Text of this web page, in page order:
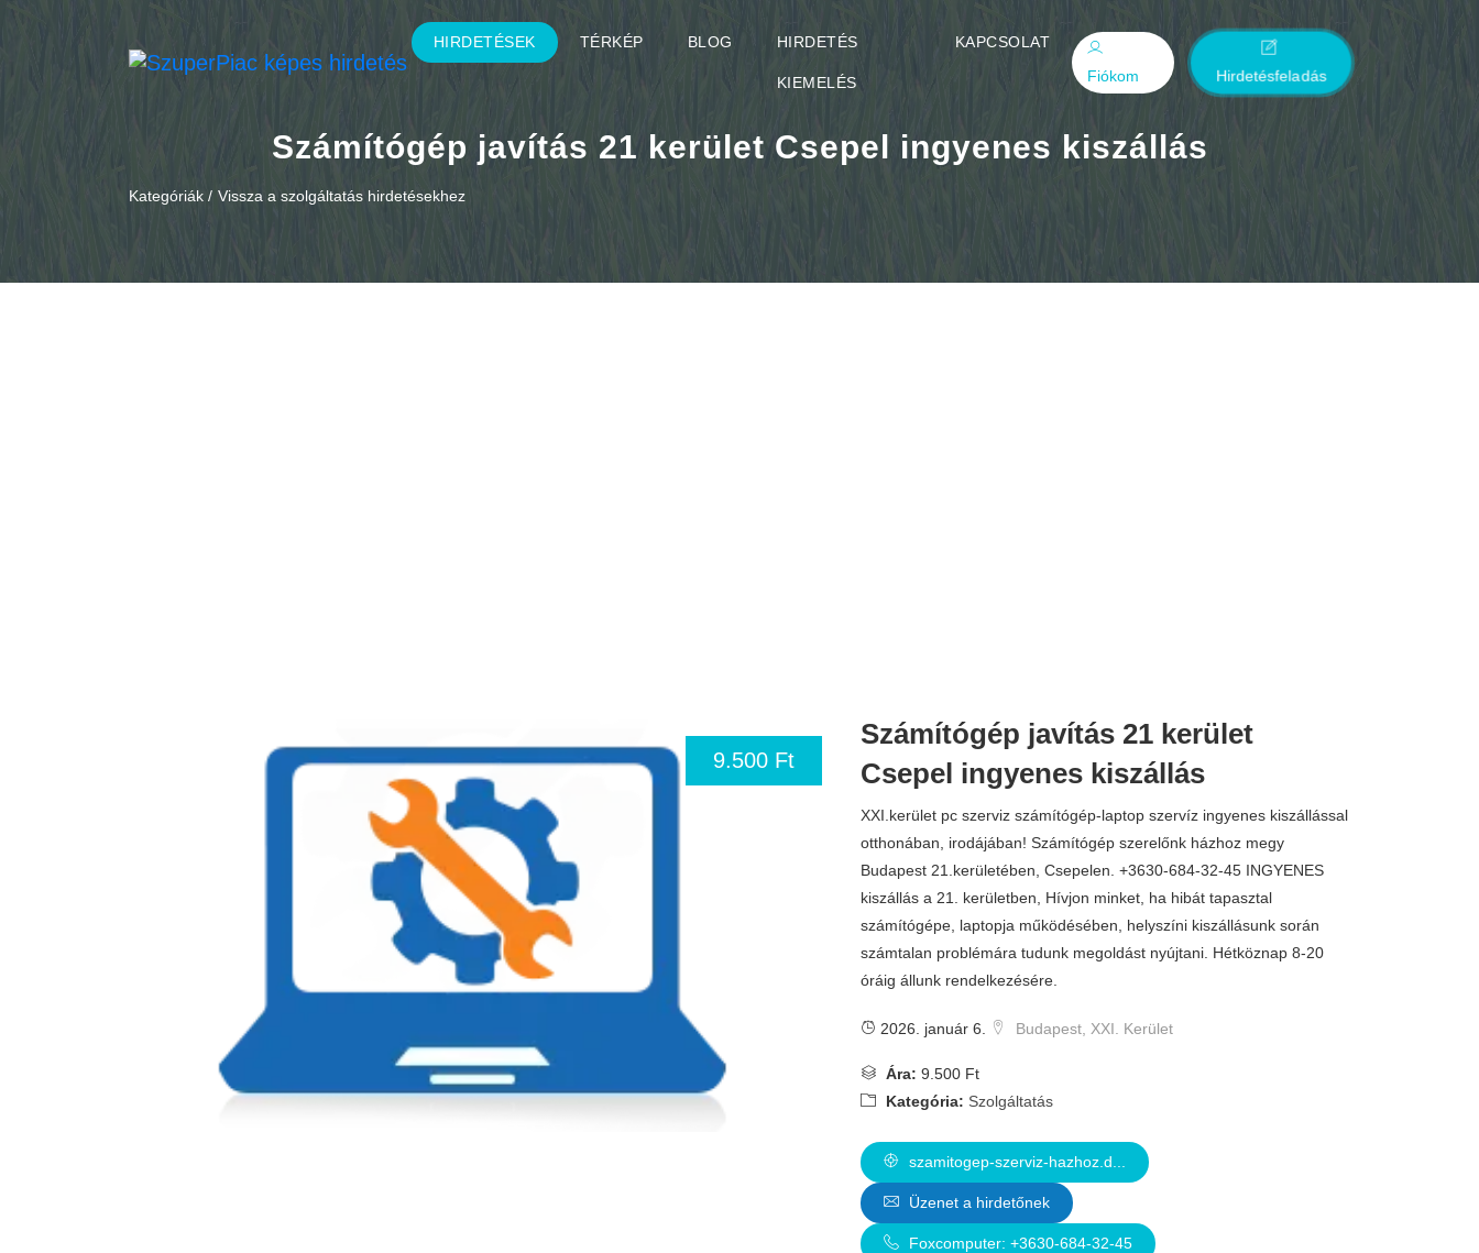
HIRDETÉSEK TÉRKÉP BLOG HIRDETÉS
KIEMELÉS
KAPCSOLAT
Fiókom
Hirdetésfeladás
Számítógép javítás 21 kerület Csepel ingyenes kiszállás
Kategóriák / Vissza a szolgáltatás hirdetésekhez
9.500 Ft
Számítógép javítás 21 kerület
Csepel ingyenes kiszállás
XXI.kerület pc szerviz számítógép-laptop szervíz ingyenes kiszállással
otthonában, irodájában! Számítógép szerelőnk házhoz megy
Budapest 21.kerületében, Csepelen. +3630-684-32-45 INGYENES
kiszállás a 21. kerületben, Hívjon minket, ha hibát tapasztal
számítógépe, laptopja működésében, helyszíni kiszállásunk során
számtalan problémára tudunk megoldást nyújtani. Hétköznap 8-20
óráig állunk rendelkezésére.
2026. január 6. Budapest, XXI. Kerület
Ára: 9.500 Ft
Kategória: Szolgáltatás
szamitogep-szerviz-hazhoz.d...
Üzenet a hirdetőnek
Foxcomputer: +3630-684-32-45